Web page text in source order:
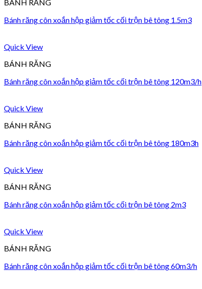
BÁNH RĂNG
Bánh răng côn xoắn hộp giảm tốc cối trộn bê tông 1.5m3
Quick View
BÁNH RĂNG
Bánh răng côn xoắn hộp giảm tốc cối trộn bê tông 120m3/h
Quick View
BÁNH RĂNG
Bánh răng côn xoắn hộp giảm tốc cối trộn bê tông 180m3h
Quick View
BÁNH RĂNG
Bánh răng côn xoắn hộp giảm tốc cối trộn bê tông 2m3
Quick View
BÁNH RĂNG
Bánh răng côn xoắn hộp giảm tốc cối trộn bê tông 60m3/h